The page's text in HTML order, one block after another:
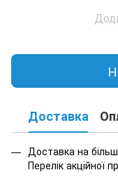
Доставка
Доставка на
Перелік акційної